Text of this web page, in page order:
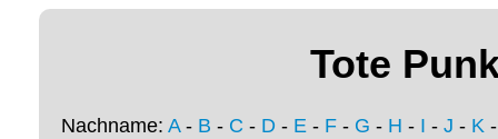
Tote
Nachname: A- B - C - D - E - F - G - H - I - J - K